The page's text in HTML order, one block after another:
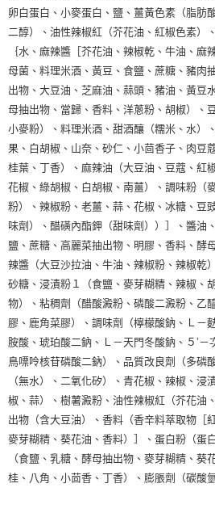
卵白蛋白、小麥蛋白、鹽、薑黃色素（脂肪
二醇）、油性辣椒紅（芥花油、紅椒色素）
｛水、麻辣醬［芥花油、辣椒乾、牛油、麻
母菌、料理米酒、黃豆、食鹽、蔗糖、豬肉
出物、大豆油、芝麻油、蒜頭、豬油、黃豆
母抽出物、當歸、香料、洋蔥粉、胡椒）、
小麥粉）、料理米酒、甜酒釀（糯米、水）
果、白胡椒、山奈、砂仁、小茴香子、肉豆
桂葉、丁香）、麻辣油（大豆油、豆蔻、紅
花椒、綠胡椒、白胡椒、南薑）、調味粉（
粉）、辣椒粉、老薑、蒜、花椒、冰糖、豆
味劑）、醋磺內酯鉀（甜味劑））］、醬油
鹽、蔗糖、高麗菜抽出物、明膠、香料、酵
辣醬（大豆沙拉油、牛油、辣椒粉、辣椒乾
砂糖、浸漬粉１（食鹽、麥芽糊精、辣椒、
物）、粘稠劑（醋酸澱粉、磷酸二澱粉、乙
膠、鹿角菜膠）、調味劑（檸檬酸鈉、Ｌ－
胺酸、琥珀酸二鈉、Ｌ－天門冬酸鈉、５’－
鳥嘌呤核苷磷酸二鈉）、品質改良劑（多磷
（無水）、二氧化矽）、青花椒、辣椒、浸
椒、蒜）、樹薯澱粉、油性辣椒紅（芥花油
出物（含大豆油）、香料（香辛料萃取物［
麥芽糊精、葵花油、香料）］、蛋白粉（蛋
（食鹽、乳糖、酵母抽出物、麥芽糊精、葵
桂、八角、小茴香、丁香）、膨脹劑（碳酸